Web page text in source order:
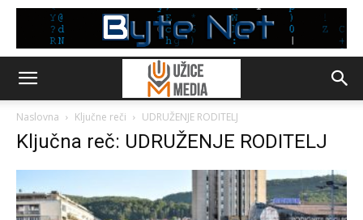
Naslovna Ključne reči UDRUŽENJE RODITELJ
Ključna reč: UDRUŽENJE RODITELJ